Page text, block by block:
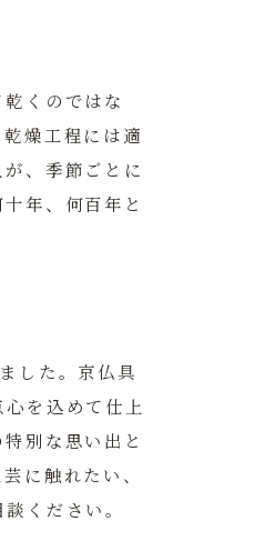
くのではな
燥工程には適
、季節ごとに
年、何百年と
した。京仏具
を込めて仕上
別な思い出と
に触れたい、
ください。